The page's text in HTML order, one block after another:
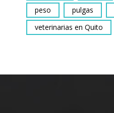
peso
pulgas
veterinarias en Quito